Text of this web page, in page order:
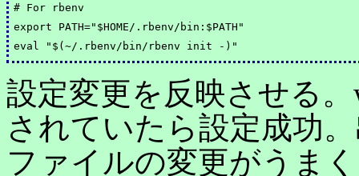
# For rbenv
export PATH="$HOME/.rbenv/bin:$PATH"
設定変更を反映させる
されていたら設定成功
ファイルの変更がうま